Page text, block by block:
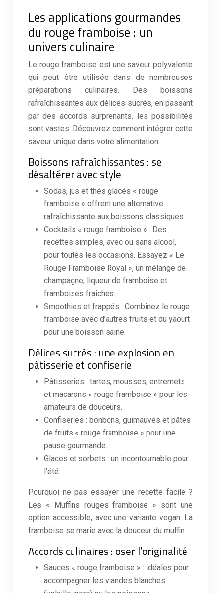
Les applications gourmandes
du rouge framboise : un
univers culinaire
Le rouge framboise est une saveur polyvalente
qui peut être utilisée dans de nombreuses
préparations culinaires. Des boissons
rafraîchissantes aux délices sucrés, en passant
par des accords surprenants, les possibilités
sont vastes. Découvrez comment intégrer cette
saveur unique dans votre alimentation.
Boissons rafraîchissantes : se
désaltérer avec style
Sodas, jus et thés glacés « rouge
framboise » offrent une alternative
rafraîchissante aux boissons classiques.
Cocktails « rouge framboise » : Des
recettes simples, avec ou sans alcool,
pour toutes les occasions. Essayez « Le
Rouge Framboise Royal », un mélange de
champagne, liqueur de framboise et
framboises fraîches.
Smoothies et frappés : Combinez le rouge
framboise avec d’autres fruits et du yaourt
pour une boisson saine.
Délices sucrés : une explosion en
pâtisserie et confiserie
Pâtisseries : tartes, mousses, entremets
et macarons « rouge framboise » pour les
amateurs de douceurs.
Confiseries : bonbons, guimauves et pâtes
de fruits « rouge framboise » pour une
pause gourmande.
Glaces et sorbets : un incontournable pour
l’été.
Pourquoi ne pas essayer une recette facile ?
Les « Muffins rouges framboise » sont une
option accessible, avec une variante vegan. La
framboise se marie avec la douceur du muffin.
Accords culinaires : oser l’originalité
Sauces « rouge framboise » : idéales pour
accompagner les viandes blanches